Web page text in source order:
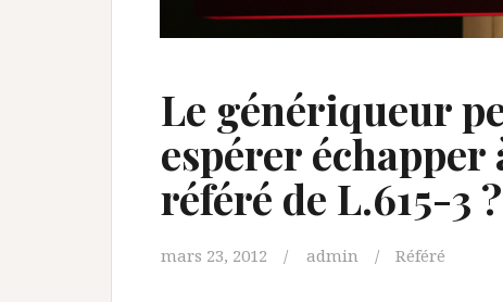
Le génériqueur
espérer
référé de L.615-3 ?
mars 23, 2012 admin Référé